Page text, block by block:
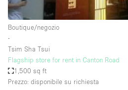
Stand / Chiosco / Stand
Studio fotografico / riprese
Uffici
Villa / Casa
Boutique/negozio
∙
Tsim Sha Tsui
Flagship store for rent in Canton Road
1,500 sq ft
Prezzo: disponibile su richiesta